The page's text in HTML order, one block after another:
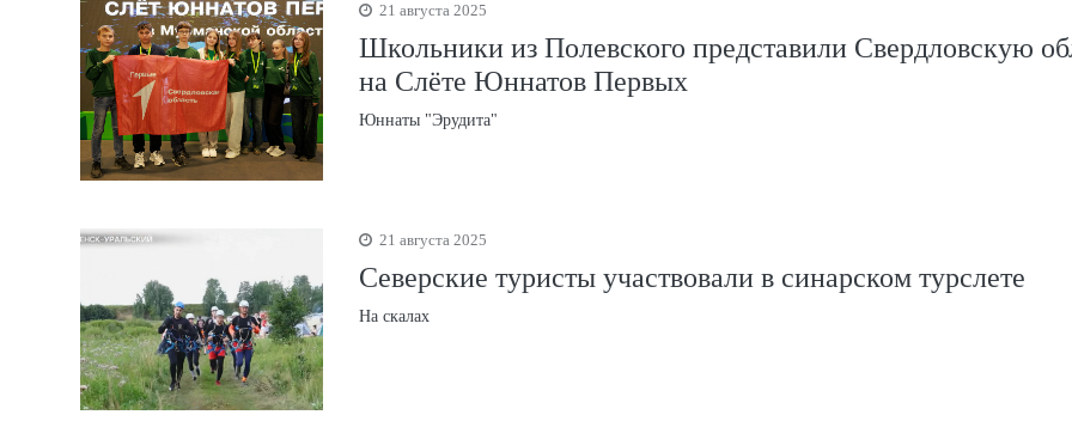
21 августа 2025
Школьники из Полевского представили Свердловскую
на Слёте Юннатов Первых
Юннаты "Эрудита"
21 августа 2025
Северские туристы участвовали в синарском турслете
На скалах